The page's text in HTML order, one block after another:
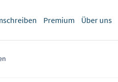
Premium Über uns